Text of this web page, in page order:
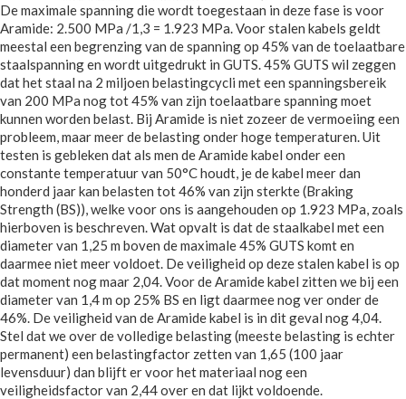
De maximale spanning die wordt toegestaan in deze fase is voor
Aramide: 2.500 MPa /1,3 = 1.923 MPa. Voor stalen kabels geldt
meestal een begrenzing van de spanning op 45% van de toelaatbare
staalspanning en wordt uitgedrukt in GUTS. 45% GUTS wil zeggen
dat het staal na 2 miljoen belastingcycli met een spanningsbereik
van 200 MPa nog tot 45% van zijn toelaatbare spanning moet
kunnen worden belast. Bij Aramide is niet zozeer de vermoeiing een
probleem, maar meer de belasting onder hoge temperaturen. Uit
testen is gebleken dat als men de Aramide kabel onder een
constante temperatuur van 50°C houdt, je de kabel meer dan
honderd jaar kan belasten tot 46% van zijn sterkte (Braking
Strength (BS)), welke voor ons is aangehouden op 1.923 MPa, zoals
hierboven is beschreven. Wat opvalt is dat de staalkabel met een
diameter van 1,25 m boven de maximale 45% GUTS komt en
daarmee niet meer voldoet. De veiligheid op deze stalen kabel is op
dat moment nog maar 2,04. Voor de Aramide kabel zitten we bij een
diameter van 1,4 m op 25% BS en ligt daarmee nog ver onder de
46%. De veiligheid van de Aramide kabel is in dit geval nog 4,04.
Stel dat we over de volledige belasting (meeste belasting is echter
permanent) een belastingfactor zetten van 1,65 (100 jaar
levensduur) dan blijft er voor het materiaal nog een
veiligheidsfactor van 2,44 over en dat lijkt voldoende.